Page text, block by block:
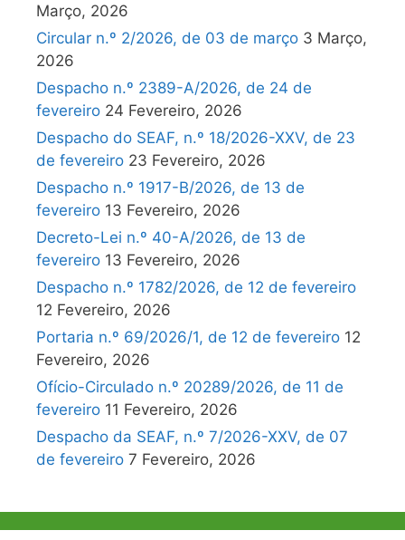
Março, 2026
Circular n.º 2/2026, de 03 de março 3 Março,
2026
Despacho n.º 2389-A/2026, de 24 de
fevereiro 24 Fevereiro, 2026
Despacho do SEAF, n.º 18/2026-XXV, de 23
de fevereiro 23 Fevereiro, 2026
Despacho n.º 1917-B/2026, de 13 de
fevereiro 13 Fevereiro, 2026
Decreto-Lei n.º 40-A/2026, de 13 de
fevereiro 13 Fevereiro, 2026
Despacho n.º 1782/2026, de 12 de fevereiro
12 Fevereiro, 2026
Portaria n.º 69/2026/1, de 12 de fevereiro 12
Fevereiro, 2026
Ofício-Circulado n.º 20289/2026, de 11 de
fevereiro 11 Fevereiro, 2026
Despacho da SEAF, n.º 7/2026-XXV, de 07
de fevereiro 7 Fevereiro, 2026